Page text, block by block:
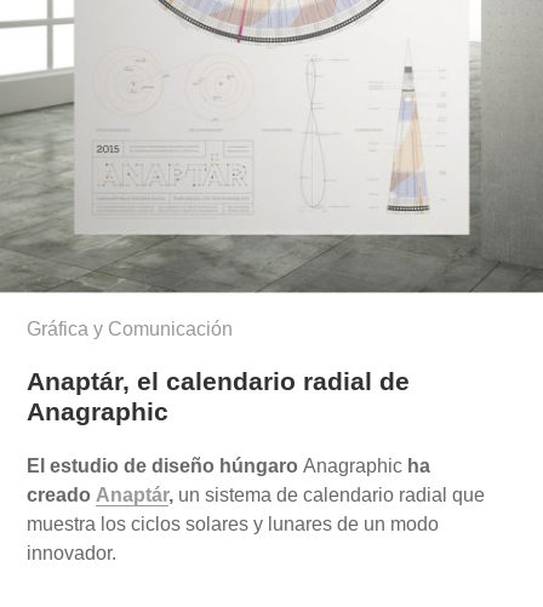
Gráfica y Comunicación
Anaptár, el calendario radial de
Anagraphic
El estudio de diseño húngaroAnagraphic ha
creado Anaptár, un sistema de calendario radial que
muestra los ciclos solares y lunares de un modo
innovador.